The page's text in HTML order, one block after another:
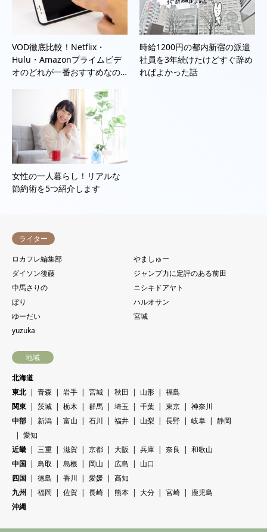
VOD徹底比較！Netflix・
Hulu・Amazonプライムビデ
オのどれが一番おすすめなの…
時給1200円の都内新宿の派遣
社員を3年続けたけどすぐ辞め
ればよかった話
女性の一人暮らし！リアルな
節約術を5つ紹介します
ライター
ロカフレ編集部
やましゅー
ダイソン後藤
ジャンプ力に定評のある前田
中馬さりの
ニシキドアヤト
ぼり
ハルオサン
ゆーだい
宮城
yuzuka
地域
北海道
東北
青森 岩手 宮城 秋田 山形
福島
関東
茨城 栃木 群馬 埼玉 千葉 東京
神奈川
中部
新潟 富山 石川 福井 山梨 長野 岐阜
静岡
愛知
近畿
三重 滋賀 京都 大阪 兵庫 奈良
和歌山
中国
鳥取 島根 岡山 広島
山口
四国
徳島 香川 愛媛
高知
九州
福岡 佐賀 長崎 熊本 大分 宮崎
鹿児島
沖縄